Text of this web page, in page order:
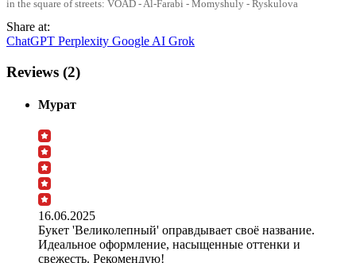
in the square of streets: VOAD - Al-Farabi - Momyshuly - Ryskulova
Share at:
ChatGPT Perplexity Google AI Grok
Reviews (2)
Мурат
16.06.2025
Букет 'Великолепный' оправдывает своё название.
Идеальное оформление, насыщенные оттенки и
свежесть. Рекомендую!